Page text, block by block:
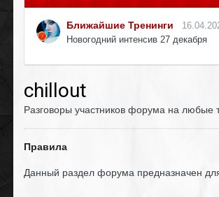
Ближайшие Тренинги
Новогодний интенсив 27 декабря
chillout
Разговоры участников форума на любые
Правила
Данный раздел форума предназначен